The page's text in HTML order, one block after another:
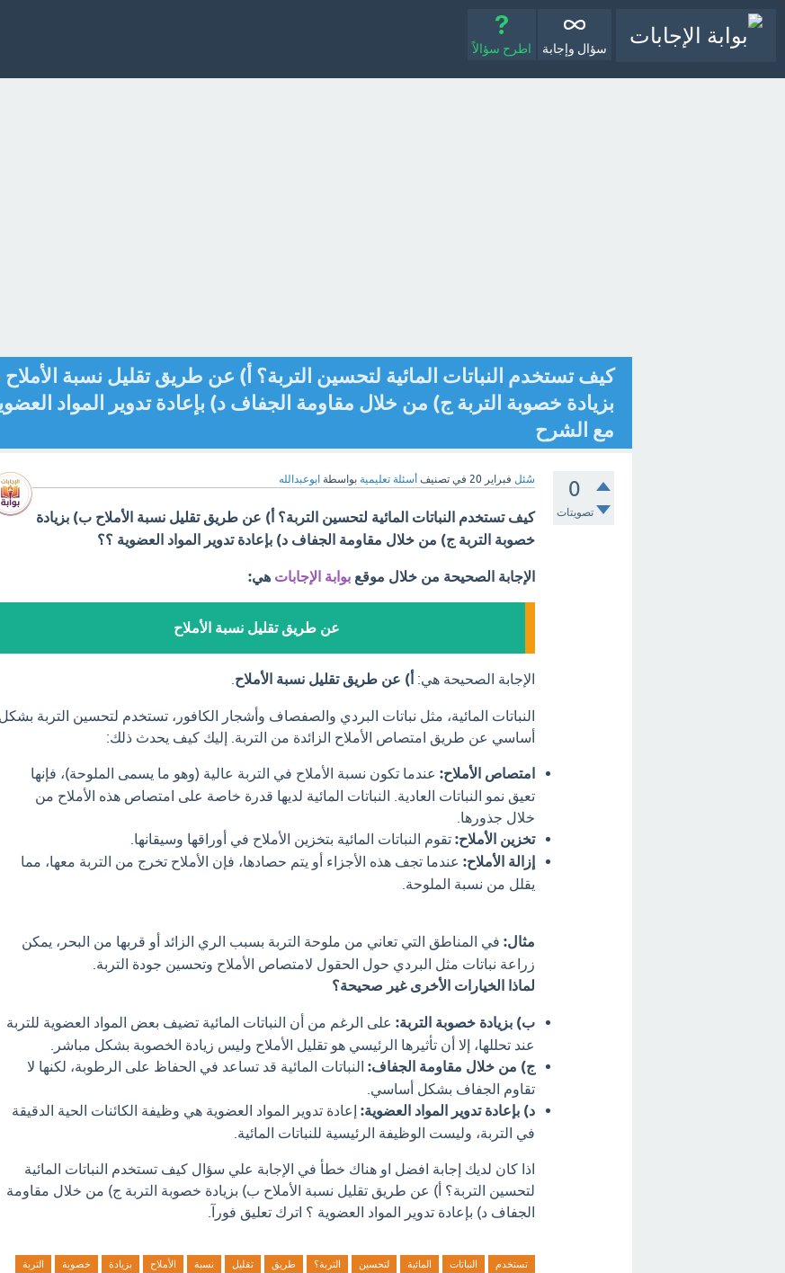
سؤال وإجابة اطرح سؤالاً
كيف تستخدم النباتات المائية لتحسين التربة؟ أ) عن طريق تقليل نسبة
بزيادة خصوبة التربة ج) من خلال مقاومة الجفاف د) بإعادة تدوير المواد
مع الشرح
0
تصويتات
سُئل فبراير 20 في تصنيف أسئلة تعليمية بواسطة ابوعبدالله
كيف تستخدم النباتات المائية لتحسين التربة؟ أ) عن طريق تقليل نسبة الأملاح ب) بزيادة
خصوبة التربة ج) من خلال مقاومة الجفاف د) بإعادة تدوير المواد العضوية ؟؟
الإجابة الصحيحة من خلال موقع بوابة الإجابات هي:
عن طريق تقليل نسبة الأملاح
الإجابة الصحيحة هي: أ) عن طريق تقليل نسبة الأملاح
النباتات المائية، مثل نباتات البردي والصفصاف وأشجار الكافور، تستخدم لتحسين التربة بشكل
أساسي عن طريق امتصاص الأملاح الزائدة من التربة. إليك كيف يحدث ذلك:
امتصاص الأملاح: عندما تكون نسبة الأملاح في التربة عالية (وهو ما يسمى الملوحة)، فإنها
تعيق نمو النباتات العادية. النباتات المائية لديها قدرة خاصة على امتصاص هذه الأملاح من
خلال جذورها.
تخزين الأملاح: تقوم النباتات المائية بتخزين الأملاح في أوراقها وسيقانها.
إزالة الأملاح: عندما تجف هذه الأجزاء أو يتم حصادها، فإن الأملاح تخرج من التربة معها، مما
يقلل من نسبة الملوحة.
مثال: في المناطق التي تعاني من ملوحة التربة بسبب الري الزائد أو قربها من البحر، يمكن
زراعة نباتات مثل البردي حول الحقول لامتصاص الأملاح وتحسين جودة التربة.
لماذا الخيارات الأخرى غير صحيحة؟
ب) بزيادة خصوبة التربة: على الرغم من أن النباتات المائية تضيف بعض المواد العضوية للتربة
عند تحللها، إلا أن تأثيرها الرئيسي هو تقليل الأملاح وليس زيادة الخصوبة بشكل مباشر.
ج) من خلال مقاومة الجفاف: النباتات المائية قد تساعد في الحفاظ على الرطوبة، لكنها لا
تقاوم الجفاف بشكل أساسي.
د) بإعادة تدوير المواد العضوية: إعادة تدوير المواد العضوية هي وظيفة الكائنات الحية الدقيقة
في التربة، وليست الوظيفة الرئيسية للنباتات المائية.
اذا كان لديك إجابة افضل او هناك خطأ في الإجابة علي سؤال كيف تستخدم النباتات المائية
لتحسين التربة؟ أ) عن طريق تقليل نسبة الأملاح ب) بزيادة خصوبة التربة ج) من خلال مقاومة
الجفاف د) بإعادة تدوير المواد العضوية ؟ اترك تعليق فورآ.
تستخدم النباتات المائية لتحسين التربة؟ طريق تقليل نسبة الأملاح بزيادة خصوبة
التربة